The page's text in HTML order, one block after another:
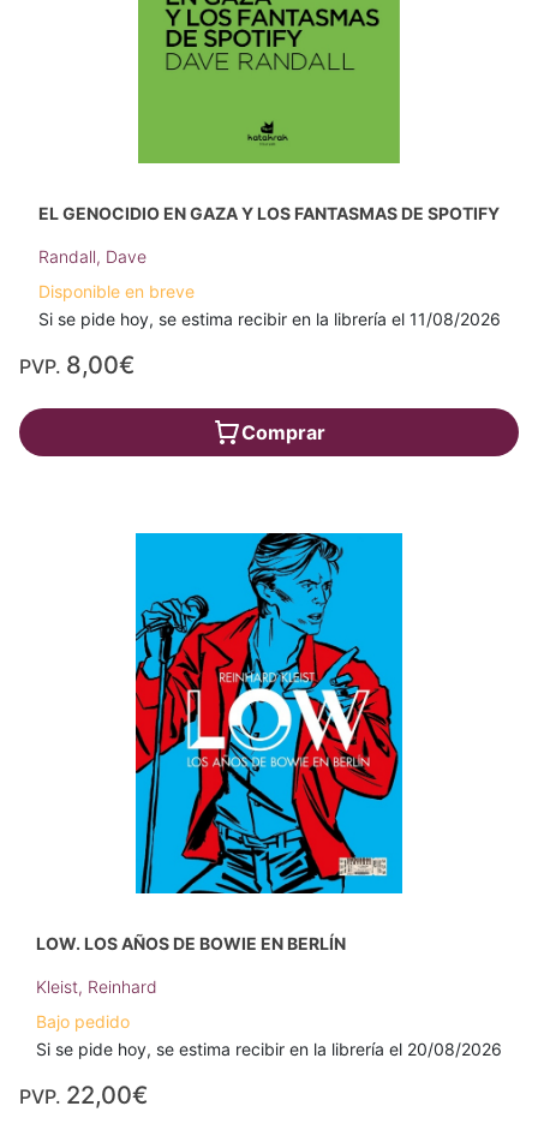
EL GENOCIDIO EN GAZA Y LOS FANTASMAS DE SPOTIFY
Randall, Dave
Disponible en breve
Si se pide hoy, se estima recibir en la librería el 11/08/2026
PVP. 8,00€
Comprar
LOW. LOS AÑOS DE BOWIE EN BERLÍN
Kleist, Reinhard
Bajo pedido
Si se pide hoy, se estima recibir en la librería el 20/08/2026
PVP. 22,00€